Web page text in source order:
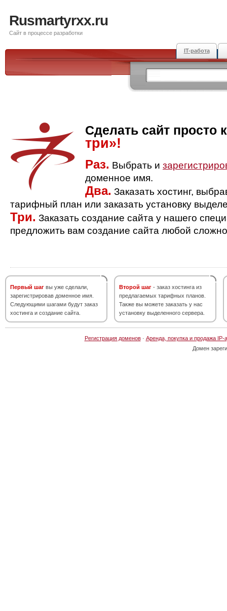
Rusmartyrxx.ru
Сайт в процессе разработки
IT-работа
Сделать сайт просто
три»!
Раз. Выбрать и
доменное имя.
Два. Заказать хостинг,
тарифный план или заказать установку
Три. Заказать создание сайта у нашего
предложить вам создание сайта любой
Первый шаг вы уже сделали,
зарегистрировав доменное имя.
Следующими шагами будут заказ
хостинга и создание сайта.
Второй шаг - заказ хостинга из
предлагаемых тарифных планов.
Также вы можете заказать у нас
установку выделенного сервера.
Регистрация доменов· Аренда, покупка и продажа IP-
Домен